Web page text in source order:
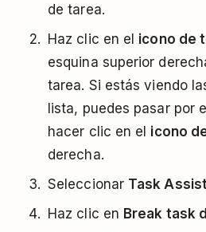
de tarea.
Haz clic en el icono de
esquina superior
tarea. Si estás viendo
lista, puedes pasar por
hacer clic en el icono
derecha.
Seleccionar Task Assist
Haz clic en Break task